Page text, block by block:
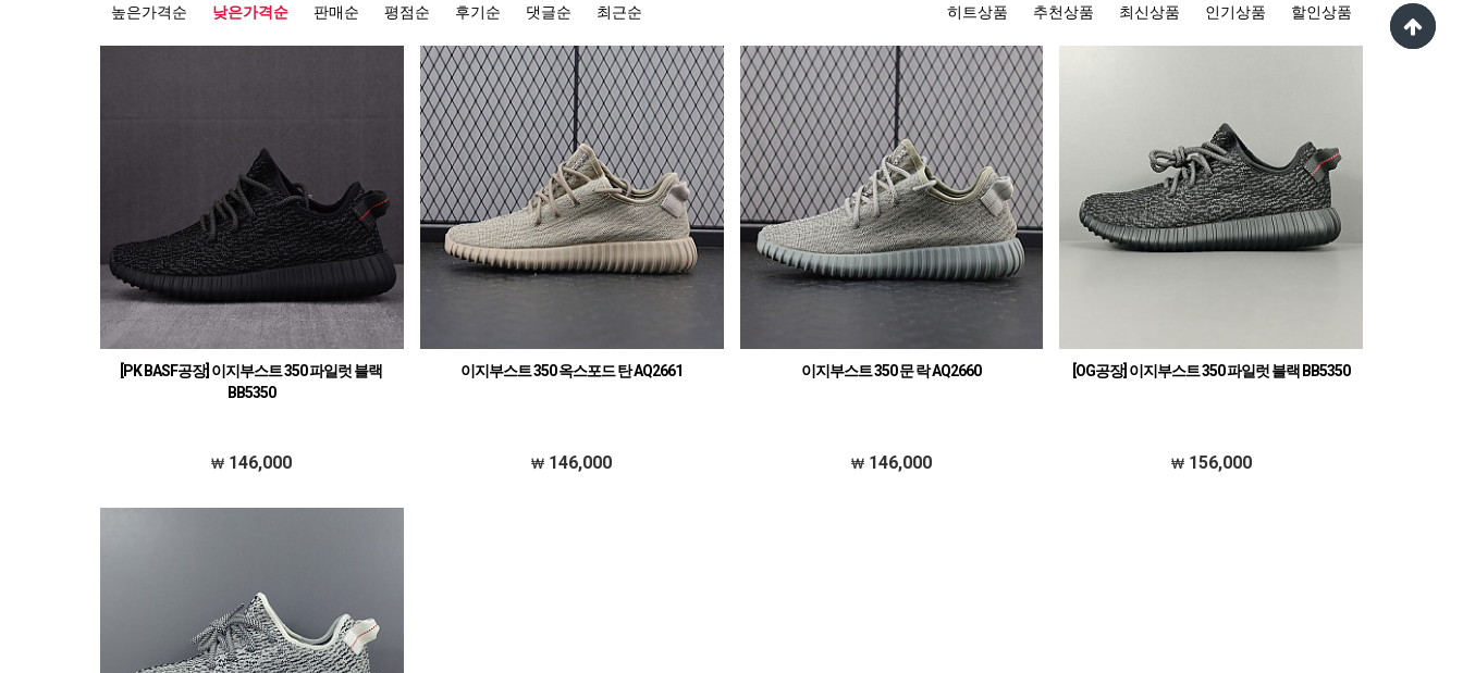
높은가격순 낮은가격순 판매순 평점순 후기순 댓글순 최근순 히트상품 추천상품 최신상품 인기상품 할인상품
[PK BASF공장] 이지부스트 350 파일럿 블랙
BB5350
146,000
이지부스트 350 옥스포드 탄 AQ2661
146,000
이지부스트 350 문 락 AQ2660
146,000
[OG공장] 이지부스트 350 파일럿 블랙 BB5350
156,000